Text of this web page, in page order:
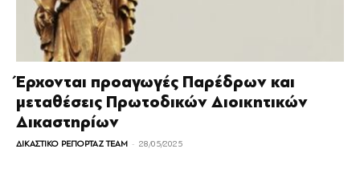
Έρχονται προαγωγές Παρέδρων και
μεταθέσεις Πρωτοδικών Διοικητικών
Δικαστηρίων
ΔΙΚΑΣΤΙΚΟ ΡΕΠΟΡΤΑΖ TEAM - 28/05/2025